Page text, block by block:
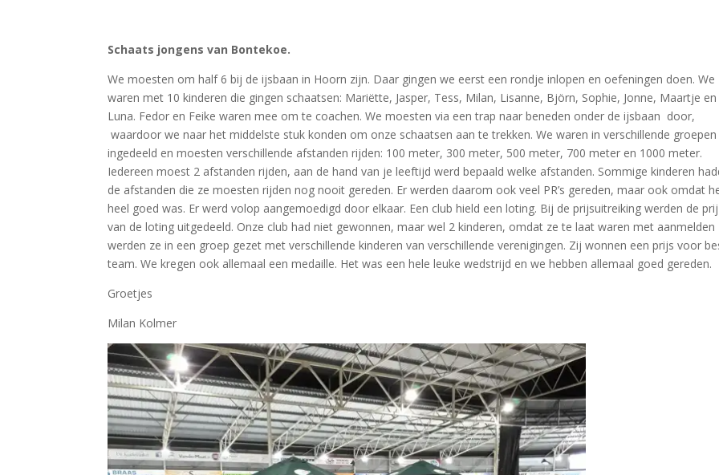
Schaats jongens van Bontekoe.
We moesten om half 6 bij de ijsbaan in Hoorn zijn. Daar gingen we eerst een rondje inlopen en oefeningen doen. We
waren met 10 kinderen die gingen schaatsen: Mariëtte, Jasper, Tess, Milan, Lisanne, Björn, Sophie, Jonne, Maartje en
Luna. Fedor en Feike waren mee om te coachen. We moesten via een trap naar beneden onder de ijsbaan door,
waardoor we naar het middelste stuk konden om onze schaatsen aan te trekken. We waren in verschillende groepen
ingedeeld en moesten verschillende afstanden rijden: 100 meter, 300 meter, 500 meter, 700 meter en 1000 meter.
Iedereen moest 2 afstanden rijden, aan de hand van je leeftijd werd bepaald welke afstanden. Sommige kinderen
de afstanden die ze moesten rijden nog nooit gereden. Er werden daarom ook veel PR’s gereden, maar ook omdat
heel goed was. Er werd volop aangemoedigd door elkaar. Een club hield een loting. Bij de prijsuitreiking werden de
van de loting uitgedeeld. Onze club had niet gewonnen, maar wel 2 kinderen, omdat ze te laat waren met aanmelden
werden ze in een groep gezet met verschillende kinderen van verschillende verenigingen. Zij wonnen een prijs voor
team. We kregen ook allemaal een medaille. Het was een hele leuke wedstrijd en we hebben allemaal goed gereden.
Groetjes
Milan Kolmer